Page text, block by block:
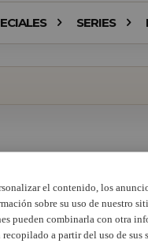
SERIES
el contenido, los
sobre su uso de nuestro
pueden combinarla con otra
a partir del uso de sus